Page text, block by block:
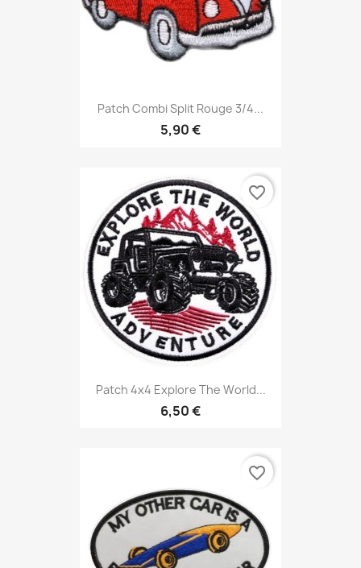
Patch Combi Split Rouge 3/4...
5,90 €
Patch 4x4 Explore The World...
6,50 €
favorite_border
favorite_border